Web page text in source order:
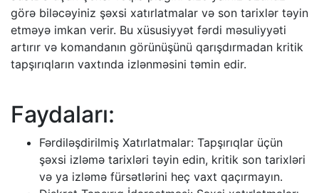
görə biləcəyiniz şəxsi xatırlatmalar və son tarixlər təyin
etməyə imkan verir. Bu xüsusiyyət fərdi məsuliyyəti
artırır və komandanın görünüşünü qarışdırmadan kritik
tapşırıqların vaxtında izlənməsini təmin edir.
Faydaları:
Fərdiləşdirilmiş Xatırlatmalar: Tapşırıqlar üçün
şəxsi izləmə tarixləri təyin edin, kritik son tarixləri
və ya izləmə fürsətlərini heç vaxt qaçırmayın.